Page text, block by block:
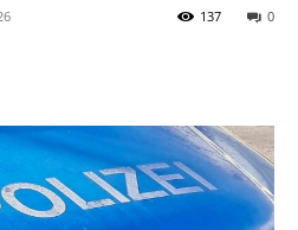
0
137